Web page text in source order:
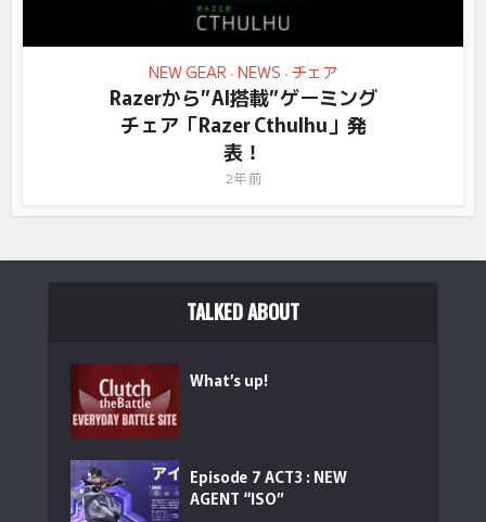
NEW GEAR • NEWS • チェア
Razerから”AI搭載”ゲーミング
チェア「Razer Cthulhu」発
表！
2年 前
TALKED ABOUT
What’s up!
Episode 7 ACT3 : NEW
AGENT “ISO”